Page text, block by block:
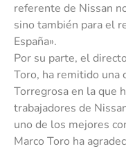
referente de Nissan
sino también para el
España».
Por su parte, el
Toro, ha remitido una
Torregrosa en la que
trabajadores de
uno de los mejores
Marco Toro ha